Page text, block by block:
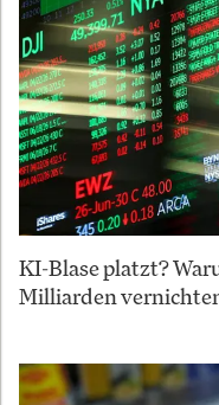
KI-Blase platzt?
Milliarden